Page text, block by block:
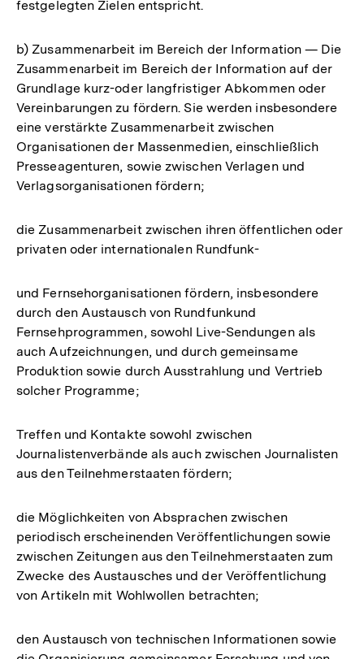
festgelegten Zielen entspricht.
b) Zusammenarbeit im Bereich der Information — Die
Zusammenarbeit im Bereich der Information auf der
Grundlage kurz-oder langfristiger Abkommen oder
Vereinbarungen zu fördern. Sie werden insbesondere
eine verstärkte Zusammenarbeit zwischen
Organisationen der Massenmedien, einschließlich
Presseagenturen, sowie zwischen Verlagen und
Verlagsorganisationen fördern;
die Zusammenarbeit zwischen ihren öffentlichen oder
privaten oder internationalen Rundfunk-
und Fernsehorganisationen fördern, insbesondere
durch den Austausch von Rundfunkund
Fernsehprogrammen, sowohl Live-Sendungen als
auch Aufzeichnungen, und durch gemeinsame
Produktion sowie durch Ausstrahlung und Vertrieb
solcher Programme;
Treffen und Kontakte sowohl zwischen
Journalistenverbände als auch zwischen Journalisten
aus den Teilnehmerstaaten fördern;
die Möglichkeiten von Absprachen zwischen
periodisch erscheinenden Veröffentlichungen sowie
zwischen Zeitungen aus den Teilnehmerstaaten zum
Zwecke des Austausches und der Veröffentlichung
von Artikeln mit Wohlwollen betrachten;
den Austausch von technischen Informationen sowie